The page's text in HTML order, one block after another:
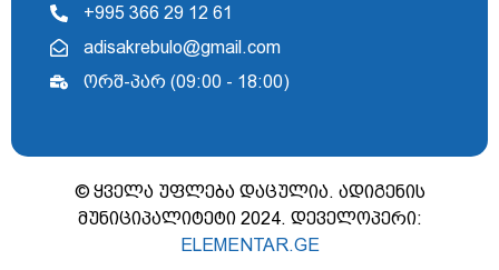
+995 366 29 12 61
adisakrebulo@gmail.com
ორშ-პარ (09:00 - 18:00)
© ყველა უფლება დაცულია. ადიგენის
მუნიციპალიტეტი 2024. დეველოპერი:
ELEMENTAR.GE